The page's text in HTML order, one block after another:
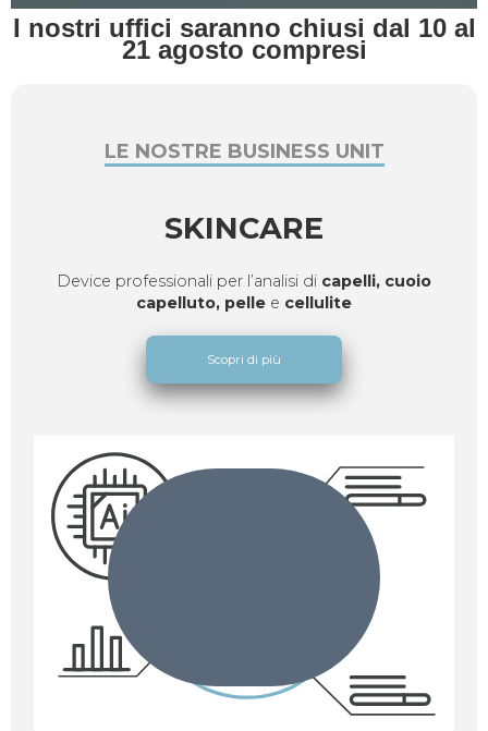
I nostri uffici saranno chiusi dal 10 al
21 agosto compresi
LE NOSTRE BUSINESS UNIT
SKINCARE
Device professionali per l’analisi di capelli, cuoio
capelluto, pelle e cellulite
Scopri di più